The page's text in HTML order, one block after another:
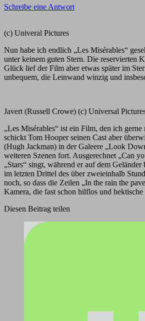
Schreibe eine Antwort
(c) Univeral Pictures
Nun habe ich endlich „Les Misérables“
unter keinem guten Stern. Die reservierten
Glück lief der Film aber etwas später im
unbequem, die Leinwand winzig und
Javert (Russell Crowe) (c) Universal
„Les Misérables“ ist ein Film, den ich
schickt Tom Hooper seinen Cast aber
(Hugh Jackman) in der Galeere „Look
weiteren Szenen fort. Ausgerechnet „Can
„Stars“ singt, während er auf dem
im letzten Drittel des über zweieinhalb
noch, so dass die Zeilen „In the rain the
Kamera, die fast schon hilflos und
Diesen Beitrag teilen